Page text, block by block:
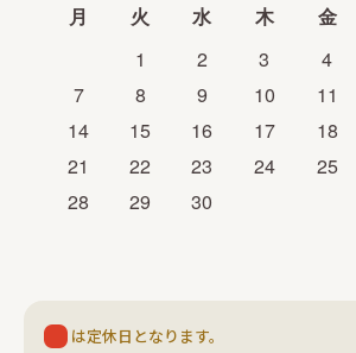
月 火 水 木 金
1
2 3 4
7
8 9 10 11
14
15 16 17 18
21
22 23 24 25
28
29 30
は定休日となります。